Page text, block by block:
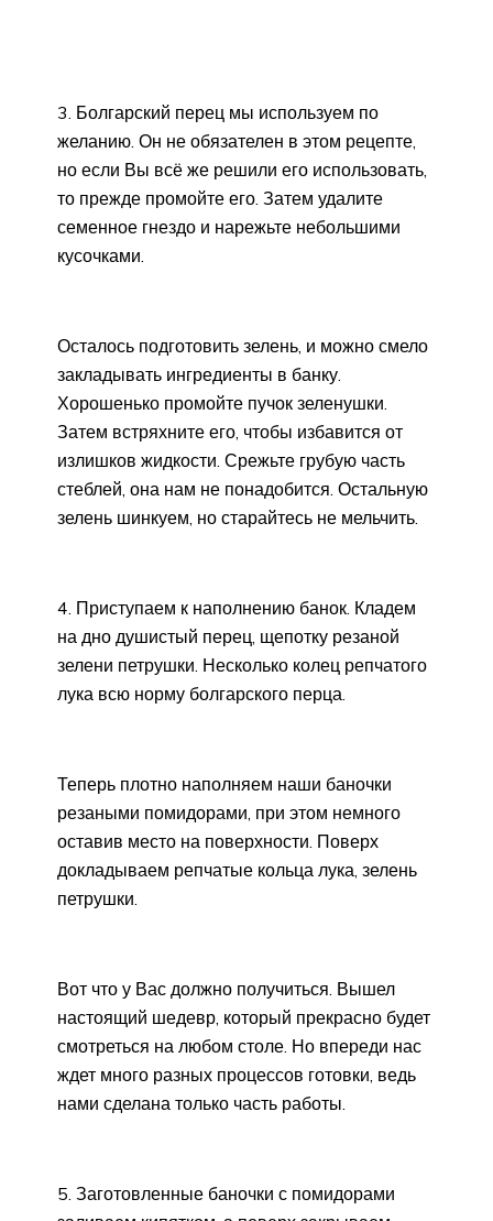
3. Болгарский перец мы используем по
желанию. Он не обязателен в этом рецепте,
но если Вы всё же решили его использовать,
то прежде промойте его. Затем удалите
семенное гнездо и нарежьте небольшими
кусочками.
Осталось подготовить зелень, и можно смело
закладывать ингредиенты в банку.
Хорошенько промойте пучок зеленушки.
Затем встряхните его, чтобы избавится от
излишков жидкости. Срежьте грубую часть
стеблей, она нам не понадобится. Остальную
зелень шинкуем, но старайтесь не мельчить.
4. Приступаем к наполнению банок. Кладем
на дно душистый перец, щепотку резаной
зелени петрушки. Несколько колец репчатого
лука всю норму болгарского перца.
Теперь плотно наполняем наши баночки
резаными помидорами, при этом немного
оставив место на поверхности. Поверх
докладываем репчатые кольца лука, зелень
петрушки.
Вот что у Вас должно получиться. Вышел
настоящий шедевр, который прекрасно будет
смотреться на любом столе. Но впереди нас
ждет много разных процессов готовки, ведь
нами сделана только часть работы.
5. Заготовленные баночки с помидорами